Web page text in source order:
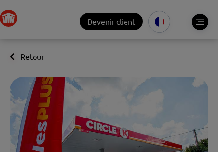
Devenir client
Retour